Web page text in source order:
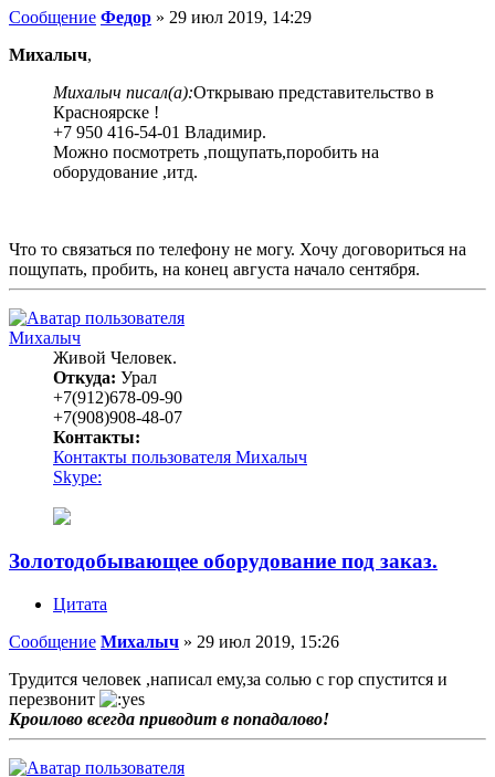
Сообщение Федор » 29 июл 2019, 14:29
Михалыч,
Михалыч писал(а):Открываю представительство в
Красноярске !
+7 950 416-54-01 Владимир.
Можно посмотреть ,пощупать,поробить на
оборудование ,итд.
Что то связаться по телефону не могу. Хочу договориться на
пощупать, пробить, на конец августа начало сентября.
Михалыч
Живой Человек.
Откуда: Урал
+7(912)678-09-90
+7(908)908-48-07
Контакты:
Контакты пользователя Михалыч
Skype:
Золотодобывающее оборудование под заказ.
Цитата
Сообщение Михалыч » 29 июл 2019, 15:26
Трудится человек ,написал ему,за солью с гор спустится и
перезвонит
Кроилово всегда приводит в попадалово!